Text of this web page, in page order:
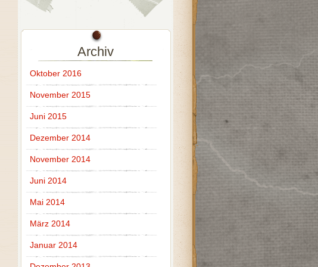
Archiv
Oktober 2016
November 2015
Juni 2015
Dezember 2014
November 2014
Juni 2014
Mai 2014
März 2014
Januar 2014